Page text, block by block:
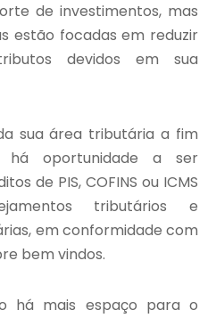
de investimentos, mas
estão focadas em reduzir
devidos em sua
sua área tributária a fim
oportunidade a ser
de PIS, COFINS ou ICMS
tributários e
em conformidade com
bem vindos.
há mais espaço para o